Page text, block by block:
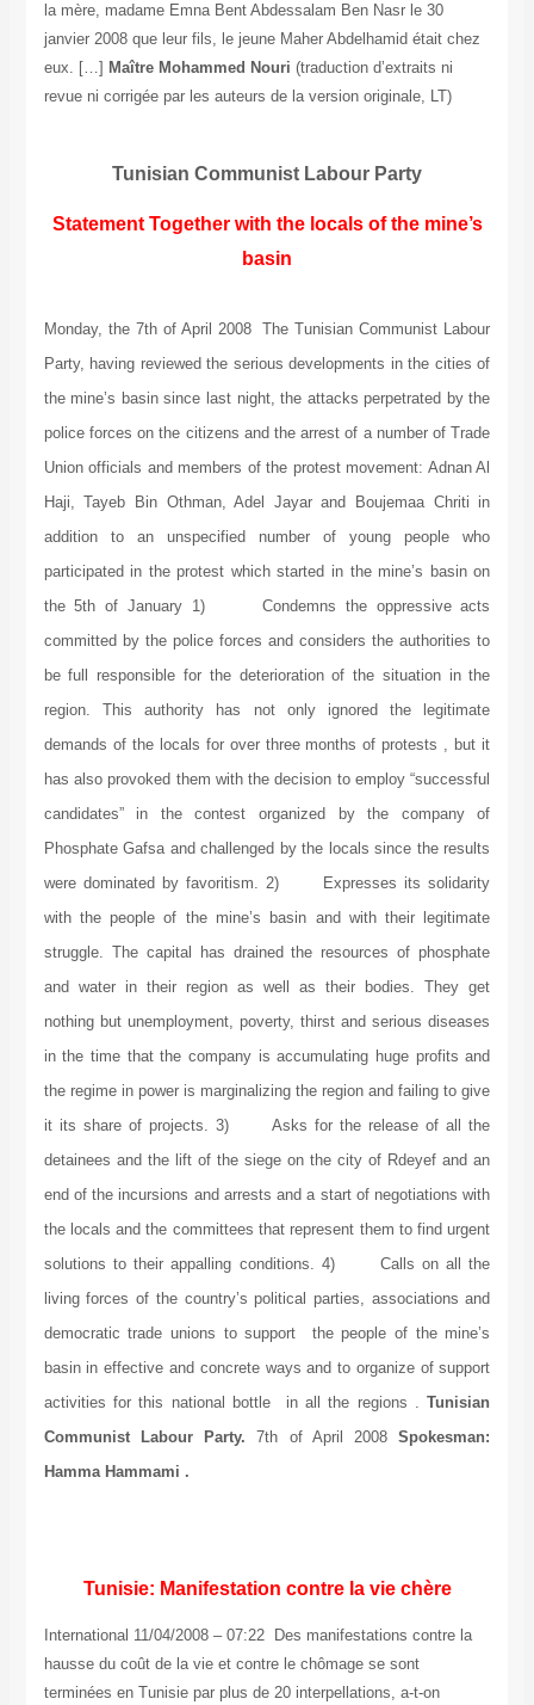
la mère, madame Emna Bent Abdessalam Ben Nasr le 30
janvier 2008 que leur fils, le jeune Maher Abdelhamid était chez
eux. […] Maître Mohammed Nouri (traduction d’extraits ni
revue ni corrigée par les auteurs de la version originale, LT)
Tunisian Communist Labour Party
Statement Together with the locals of the mine’s
basin
Monday, the 7th of April 2008 The Tunisian Communist Labour
Party, having reviewed the serious developments in the cities of
the mine’s basin since last night, the attacks perpetrated by the
police forces on the citizens and the arrest of a number of Trade
Union officials and members of the protest movement: Adnan Al
Haji, Tayeb Bin Othman, Adel Jayar and Boujemaa Chriti in
addition to an unspecified number of young people who
participated in the protest which started in the mine’s basin on
the 5th of January 1) Condemns the oppressive acts
committed by the police forces and considers the authorities to
be full responsible for the deterioration of the situation in the
region. This authority has not only ignored the legitimate
demands of the locals for over three months of protests , but it
has also provoked them with the decision to employ “successful
candidates” in the contest organized by the company of
Phosphate Gafsa and challenged by the locals since the results
were dominated by favoritism. 2) Expresses its solidarity
with the people of the mine’s basin and with their legitimate
struggle. The capital has drained the resources of phosphate
and water in their region as well as their bodies. They get
nothing but unemployment, poverty, thirst and serious diseases
in the time that the company is accumulating huge profits and
the regime in power is marginalizing the region and failing to give
it its share of projects. 3) Asks for the release of all the
detainees and the lift of the siege on the city of Rdeyef and an
end of the incursions and arrests and a start of negotiations with
the locals and the committees that represent them to find urgent
solutions to their appalling conditions. 4) Calls on all the
living forces of the country’s political parties, associations and
democratic trade unions to support the people of the mine’s
basin in effective and concrete ways and to organize of support
activities for this national bottle in all the regions . Tunisian
Communist Labour Party.
7th of April 2008
Spokesman:
Hamma Hammami .
Tunisie: Manifestation contre la vie chère
International 11/04/2008 – 07:22 Des manifestations contre la
hausse du coût de la vie et contre le chômage se sont
terminées en Tunisie par plus de 20 interpellations, a-t-on